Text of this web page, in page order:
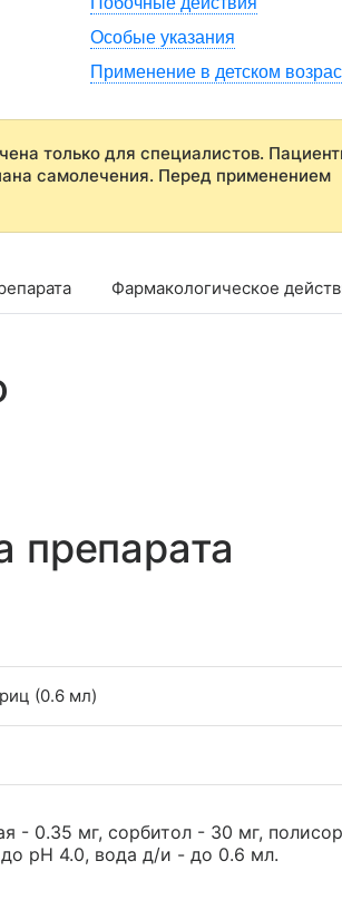
Особые указания
Применение в детском
только для специалистов.
самолечения. Перед применением
Фармакологическое
препарата
(0.6 мл)
- 0.35 мг, сорбитол - 30 мг,
рН 4.0, вода д/и - до 0.6 мл.